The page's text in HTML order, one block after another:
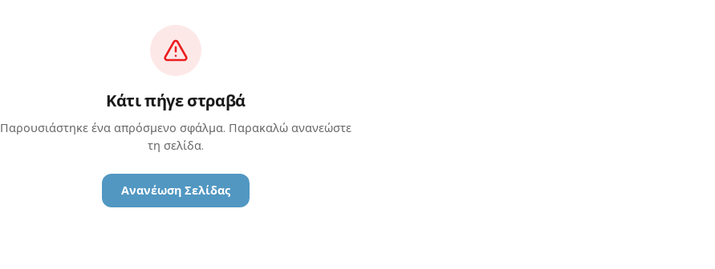
Κάτι πήγε στραβά
Παρουσιάστηκε ένα απρόσμενο σφάλμα. Παρακαλώ ανανεώστε
τη σελίδα.
Ανανέωση Σελίδας